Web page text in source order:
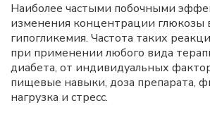
Наиболее частыми побочными
изменения концентрации глюкозы
гипогликемия. Частота таких
при применении любого вида
диабета, от индивидуальных
пищевые навыки, доза препарата,
нагрузка и стресс.